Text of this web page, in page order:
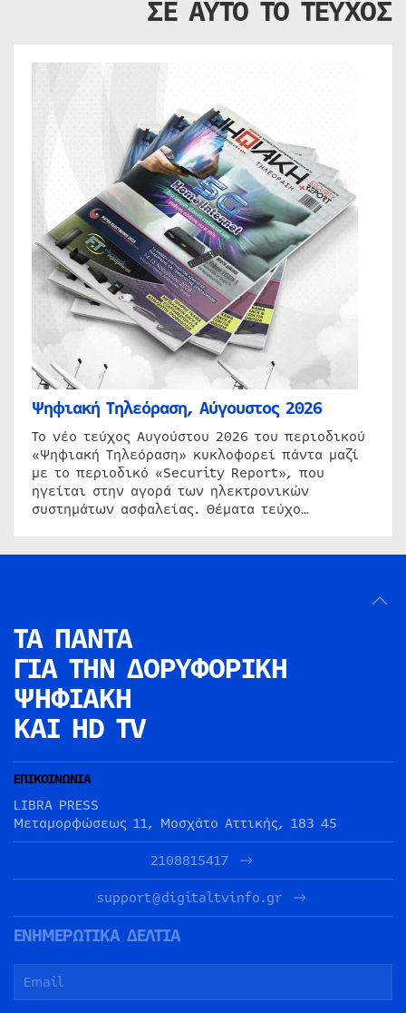
ΣΕ ΑΥΤΟ ΤΟ ΤΕΥΧΟΣ
Ψηφιακή Τηλεόραση, Αύγουστος 2026
Το νέο τεύχος Αυγούστου 2026 του περιοδικού
«Ψηφιακή Τηλεόραση» κυκλοφορεί πάντα μαζί
με το περιοδικό «Security Report», που
ηγείται στην αγορά των ηλεκτρονικών
συστημάτων ασφαλείας. Θέματα τεύχο…
ΤΑ ΠΑΝΤΑ
ΓΙΑ ΤΗΝ ΔΟΡΥΦΟΡΙΚΗ
ΨΗΦΙΑΚΗ
ΚΑΙ HD TV
ΕΠΙΚΟΙΝΩΝΙΑ
LIBRA PRESS
Μεταμορφώσεως 11, Μοσχάτο Αττικής, 183 45
2108815417
support@digitaltvinfo.gr
ΕΝΗΜΕΡΩΤΙΚΑ ΔΕΛΤΙΑ